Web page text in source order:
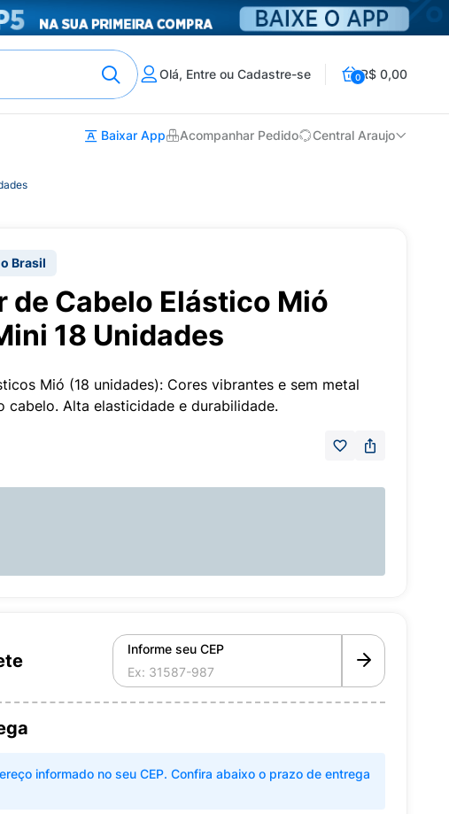
Olá, Entre ou Cadastre-se 0R$ 0,00
Baixar App Acompanhar Pedido Central Araujo
Brasil
de Cabelo Elástico Mió
18 Unidades
Mió (18 unidades): Cores vibrantes e sem metal
cabelo. Alta elasticidade e durabilidade.
Informe seu CEP
informado no seu CEP. Confira abaixo o prazo de entrega